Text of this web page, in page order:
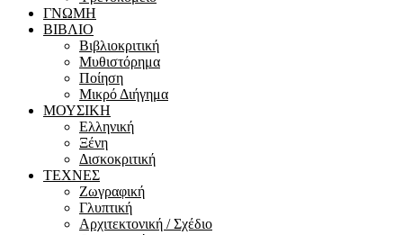
ΓΝΩΜΗ
ΒΙΒΛΙΟ
Βιβλιοκριτική
Μυθιστόρημα
Ποίηση
Μικρό Διήγημα
ΜΟΥΣΙΚΗ
Ελληνική
Ξένη
Δισκοκριτική
ΤΕΧΝΕΣ
Ζωγραφική
Γλυπτική
Αρχιτεκτονική / Σχέδιο